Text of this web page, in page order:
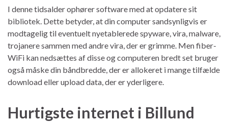
I denne tidsalder ophører software med at opdatere sit
bibliotek. Dette betyder, at din computer sandsynligvis er
modtagelig til eventuelt nyetablerede spyware, vira, malware,
trojanere sammen med andre vira, der er grimme. Men fiber-
WiFi kan nedsættes af disse og computeren bredt set bruger
også måske din båndbredde, der er allokeret i mange tilfælde
download eller upload data, der er yderligere.
Hurtigste internet i Billund